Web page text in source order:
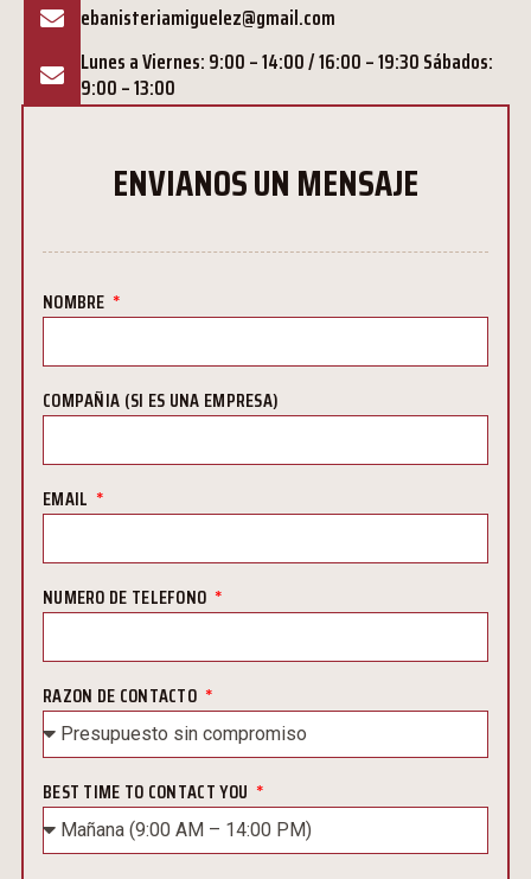
ebanisteriamiguelez@gmail.com
Lunes a Viernes: 9:00 – 14:00 / 16:00 – 19:30 Sábados:
9:00 – 13:00
ENVIANOS UN MENSAJE
NOMBRE
COMPAÑIA (SI ES UNA EMPRESA)
EMAIL
NUMERO DE TELEFONO
RAZON DE CONTACTO
BEST TIME TO CONTACT YOU